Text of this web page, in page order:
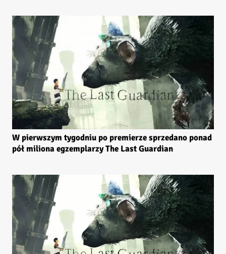
W pierwszym tygodniu po premierze sprzedano ponad
pół miliona egzemplarzy The Last Guardian